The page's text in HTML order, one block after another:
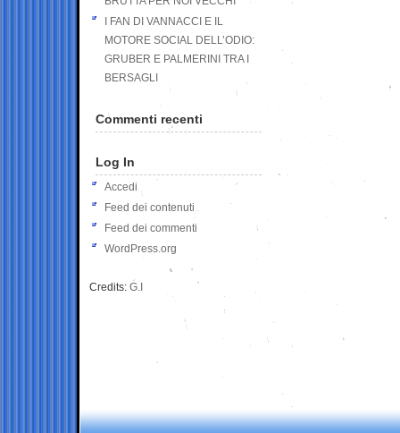
I FAN DI VANNACCI E IL
MOTORE SOCIAL DELL’ODIO:
GRUBER E PALMERINI TRA I
BERSAGLI
Commenti recenti
Log In
Accedi
Feed dei contenuti
Feed dei commenti
WordPress.org
Credits: G.I